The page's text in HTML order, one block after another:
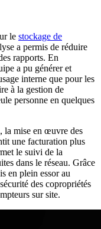
le stockage de
a permis de réduire
rapports. En
a pu générer et
interne que pour les
à la gestion de
personne en quelques
la mise en œuvre des
une facturation plus
le suivi de la
dans le réseau. Grâce
en plein essor au
des copropriétés
sur site.